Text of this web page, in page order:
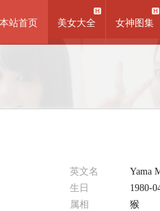
本站首页 美女大全 女神图集
英文名
Yama
生日
1980-
属相
猴